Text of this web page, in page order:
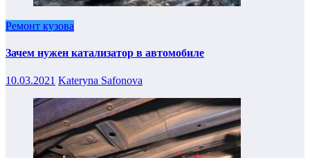
Ремонт кузова
Зачем нужен катализатор в автомобиле
10.03.2021 Kateryna Safonova